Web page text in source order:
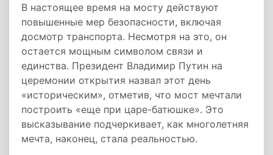
В настоящее время на мосту действуют
повышенные мер безопасности, включая
досмотр транспорта. Несмотря на это, он
остается мощным символом связи и
единства. Президент Владимир Путин на
церемонии открытия назвал этот день
«историческим», отметив, что мост мечтали
построить «еще при царе-батюшке». Это
высказывание подчеркивает, как многолетняя
мечта, наконец, стала реальностью.